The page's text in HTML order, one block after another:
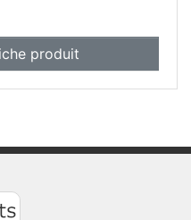
produit